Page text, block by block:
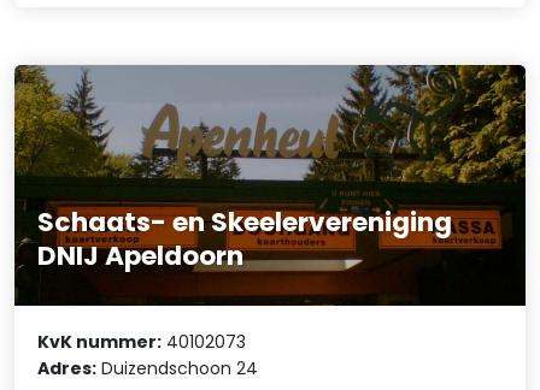
Schaats- en Skeelervereniging
DNIJ Apeldoorn
KvK nummer: 40102073
Adres: Duizendschoon 24